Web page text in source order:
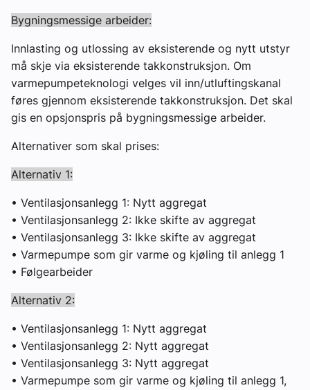
Bygningsmessige arbeider:
Innlasting og utlossing av eksisterende og nytt utstyr
må skje via eksisterende takkonstruksjon. Om
varmepumpeteknologi velges vil inn/utluftingskanal
føres gjennom eksisterende takkonstruksjon. Det skal
gis en opsjonspris på bygningsmessige arbeider.
Alternativer som skal prises:
Alternativ 1:
• Ventilasjonsanlegg 1: Nytt aggregat
• Ventilasjonsanlegg 2: Ikke skifte av aggregat
• Ventilasjonsanlegg 3: Ikke skifte av aggregat
• Varmepumpe som gir varme og kjøling til anlegg 1
• Følgearbeider
Alternativ 2:
• Ventilasjonsanlegg 1: Nytt aggregat
• Ventilasjonsanlegg 2: Nytt aggregat
• Ventilasjonsanlegg 3: Nytt aggregat
• Varmepumpe som gir varme og kjøling til anlegg 1,